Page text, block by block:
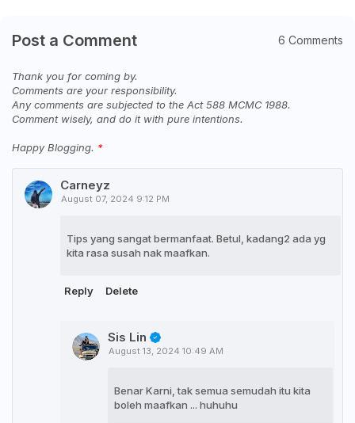
Post a Comment 6 Comments
Thank you for coming by.
Comments are your responsibility.
Any comments are subjected to the Act 588 MCMC 1988.
Comment wisely, and do it with pure intentions.
Happy Blogging.
Carneyz
August 07, 2024 9:12 PM
Tips yang sangat bermanfaat. Betul, kadang2 ada yg
kita rasa susah nak maafkan.
Reply Delete
Sis Lin
August 13, 2024 10:49 AM
Benar Karni, tak semua semudah itu kita
boleh maafkan ... huhuhu